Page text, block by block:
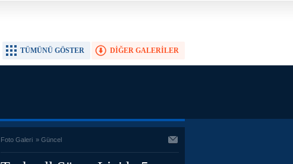
DİĞER GALERİLER
TÜMÜNÜ GÖSTER
Foto Galeri » Güncel